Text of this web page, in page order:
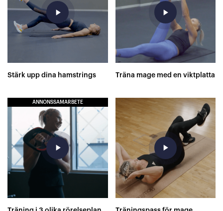
play_arrow
Stärk upp dina hamstrings
play_arrow
Träna mage med en viktplatta
ANNONSSAMARBETE
play_arrow play_arrow